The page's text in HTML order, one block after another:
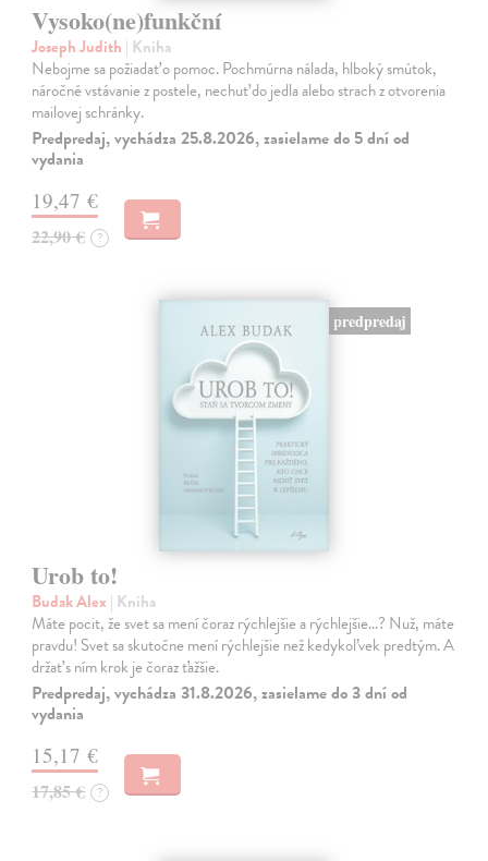
Vysoko(ne)funkční
Joseph Judith | Kniha
Nebojme sa požiadať o pomoc. Pochmúrna nálada, hlboký smútok,
náročné vstávanie z postele, nechuť do jedla alebo strach z otvorenia
mailovej schránky.
Predpredaj, vychádza 25.8.2026, zasielame do 5 dní od
vydania
19,47 €
22,90 € ?
predpredaj
Urob to!
Budak Alex | Kniha
Máte pocit, že svet sa mení čoraz rýchlejšie a rýchlejšie…? Nuž, máte
pravdu! Svet sa skutočne mení rýchlejšie než kedykoľvek predtým. A
držať s ním krok je čoraz ťažšie.
Predpredaj, vychádza 31.8.2026, zasielame do 3 dní od
vydania
15,17 €
17,85 € ?